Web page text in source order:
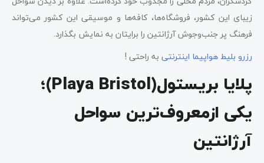
زیبای این کشور، فروشگاه‌ها، کافه‌ها و موسیقی این کشور می‌تواند
فرهنگ پر جنب‌و‌جوش آرژانتین را برایتان به نمایش بگذارد.
رزرو بلیط هواپیما اینترنتی به راحتی !
پلایا بریستول(Playa Bristol)؛
یکی ازمعروف‌ترین سواحل
آرژانتین